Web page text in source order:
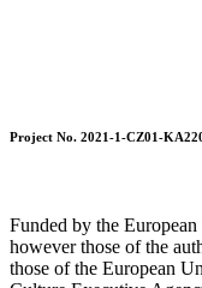
Project No. 2021-1-CZ01-
Funded by the
however those of the
those of the European